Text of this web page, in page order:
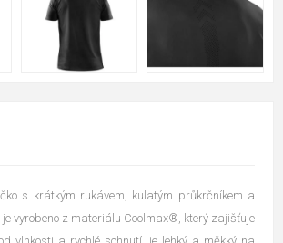
s krátkým rukávem, kulatým průkrčníkem a
je vyrobeno z materiálu Coolmax®, který zajišťuje